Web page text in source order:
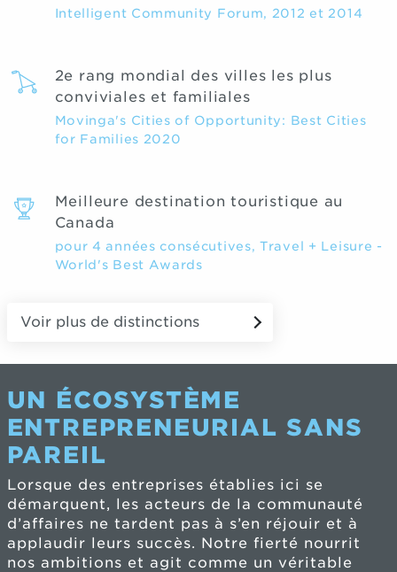
Intelligent Community Forum, 2012 et 2014
2e rang mondial des villes les plus
conviviales et familiales
Movinga's Cities of Opportunity: Best Cities
for Families 2020
Meilleure destination touristique au
Canada
pour 4 années consécutives, Travel + Leisure -
World's Best Awards
Voir plus de distinctions
UN ÉCOSYSTÈME
ENTREPRENEURIAL SANS
PAREIL
Lorsque des entreprises établies ici se
démarquent, les acteurs de la communauté
d’affaires ne tardent pas à s’en réjouir et à
applaudir leurs succès. Notre fierté nourrit
nos ambitions et agit comme un véritable